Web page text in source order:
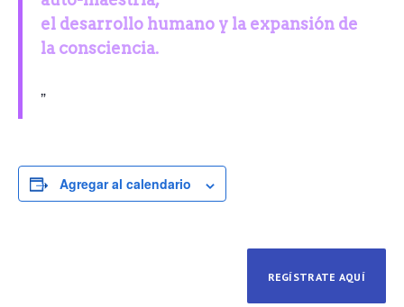
el desarrollo humano y la expansión de
la consciencia.
Agregar al calendario
REGÍSTRATE AQUÍ